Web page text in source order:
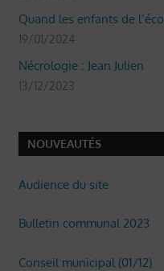
Quand les enfants de
19/01/2024
Nécrologie : Jean Julien
13/12/2023
NOUVEAUTÉS
Audience du site
Bulletin communal 2023
Conseil municipal (01/12)